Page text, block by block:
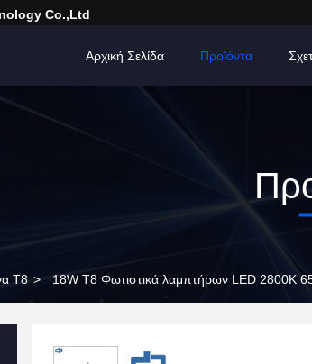
Co.,ltd
Αρχική Σελίδα Προϊόντα
T8 > 18W T8 Φωτιστικά λαμπτήρων LED 2800K